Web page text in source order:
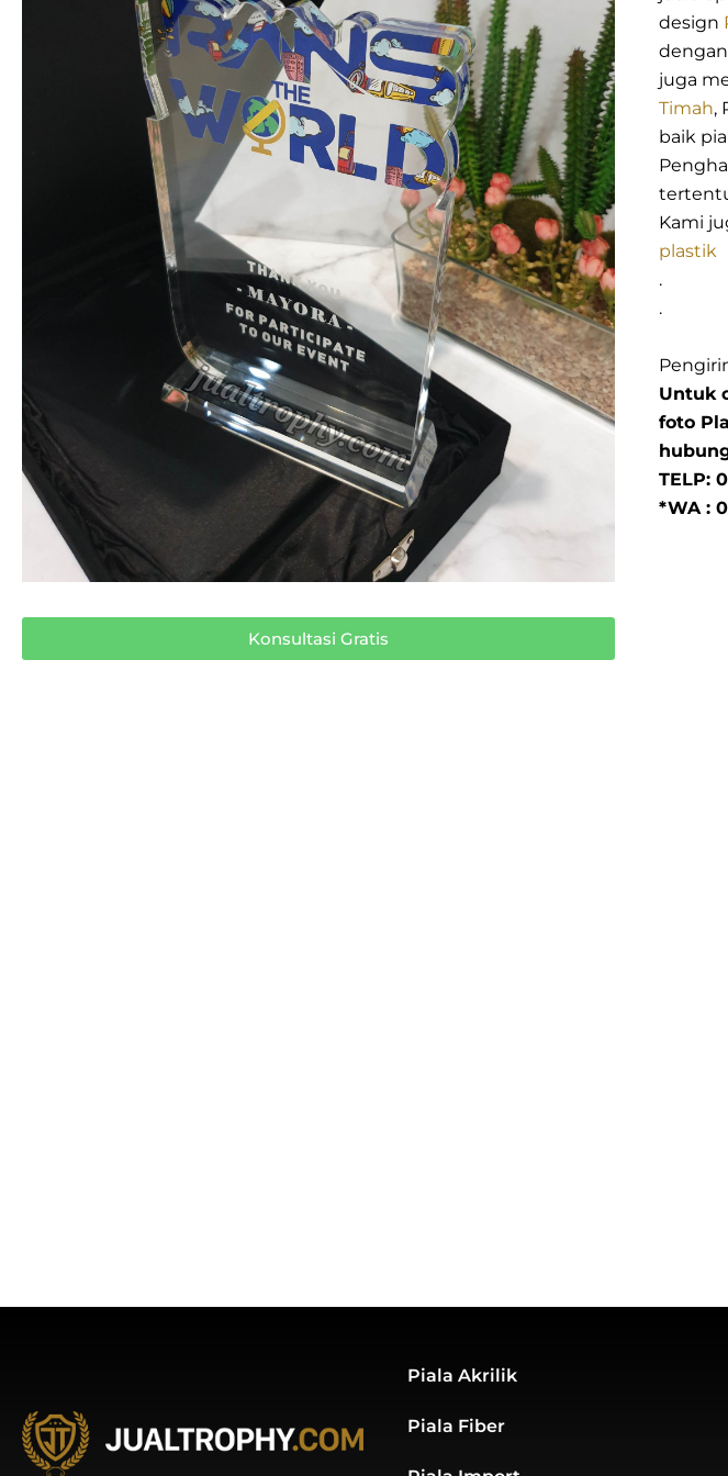
Konsultasi Gratis
design
juga
Timah,
baik
Kami
plastik
.
.
Untuk
foto
TELP:
*WA :
Piala Akrilik
Piala Fiber